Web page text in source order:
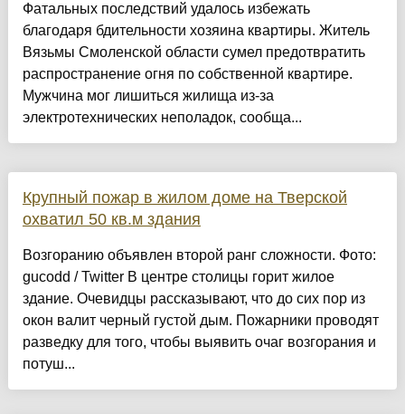
Фатальных последствий удалось избежать
благодаря бдительности хозяина квартиры. Житель
Вязьмы Смоленской области сумел предотвратить
распространение огня по собственной квартире.
Мужчина мог лишиться жилища из-за
электротехнических неполадок, сообща...
Крупный пожар в жилом доме на Тверской
охватил 50 кв.м здания
Возгоранию объявлен второй ранг сложности. Фото:
gucodd / Twitter В центре столицы горит жилое
здание. Очевидцы рассказывают, что до сих пор из
окон валит черный густой дым. Пожарники проводят
разведку для того, чтобы выявить очаг возгорания и
потуш...